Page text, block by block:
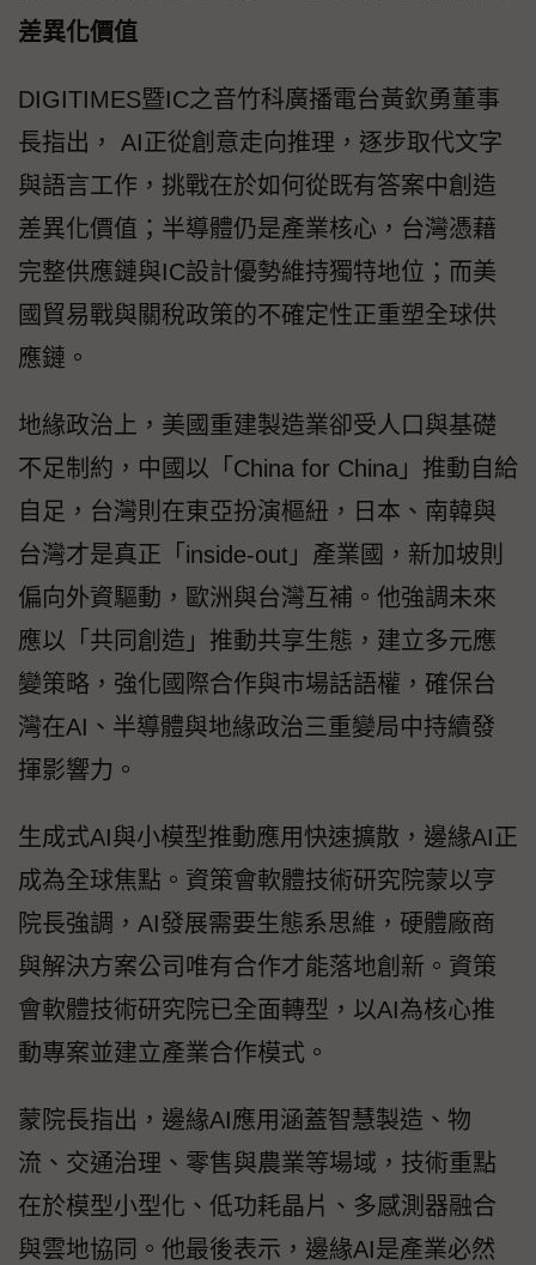
差異化價值
DIGITIMES暨IC之音竹科廣播電台黃欽勇董事
長指出， AI正從創意走向推理，逐步取代文字
與語言工作，挑戰在於如何從既有答案中創造
差異化價值；半導體仍是產業核心，台灣憑藉
完整供應鏈與IC設計優勢維持獨特地位；而美
國貿易戰與關稅政策的不確定性正重塑全球供
應鏈。
地緣政治上，美國重建製造業卻受人口與基礎
不足制約，中國以「China for China」推動自給
自足，台灣則在東亞扮演樞紐，日本、南韓與
台灣才是真正「inside-out」產業國，新加坡則
偏向外資驅動，歐洲與台灣互補。他強調未來
應以「共同創造」推動共享生態，建立多元應
變策略，強化國際合作與市場話語權，確保台
灣在AI、半導體與地緣政治三重變局中持續發
揮影響力。
生成式AI與小模型推動應用快速擴散，邊緣AI正
成為全球焦點。資策會軟體技術研究院蒙以亨
院長強調，AI發展需要生態系思維，硬體廠商
與解決方案公司唯有合作才能落地創新。資策
會軟體技術研究院已全面轉型，以AI為核心推
動專案並建立產業合作模式。
蒙院長指出，邊緣AI應用涵蓋智慧製造、物
流、交通治理、零售與農業等場域，技術重點
在於模型小型化、低功耗晶片、多感測器融合
與雲地協同。他最後表示，邊緣AI是產業必然